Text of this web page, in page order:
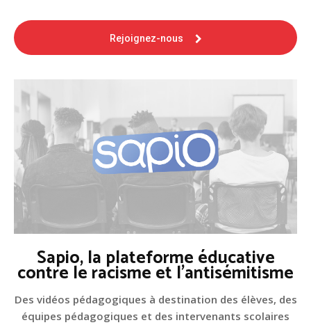
Rejoignez-nous
Sapio, la plateforme éducative
contre le racisme et l'antisémitisme
Des vidéos pédagogiques à destination des élèves, des
équipes pédagogiques et des intervenants scolaires